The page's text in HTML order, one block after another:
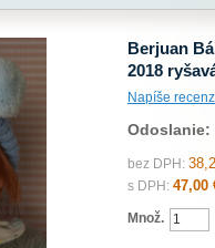
Berjuan
2018
Napíše
Odoslanie:
bez DPH:
s DPH: 47,00
Množ.